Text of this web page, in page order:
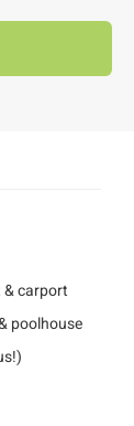
carport
poolhouse